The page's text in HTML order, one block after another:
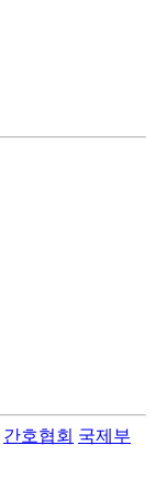
간호협회 국제부